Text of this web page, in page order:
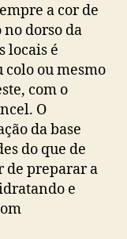
a cor de
no dorso da
locais é
colo ou mesmo
com o
O
da base
do que de
de preparar a
e